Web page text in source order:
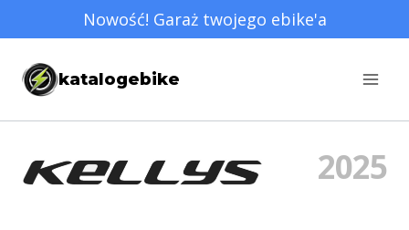
do
treści
Nowość! Garaż twojego ebike'a
katalogebike
2025